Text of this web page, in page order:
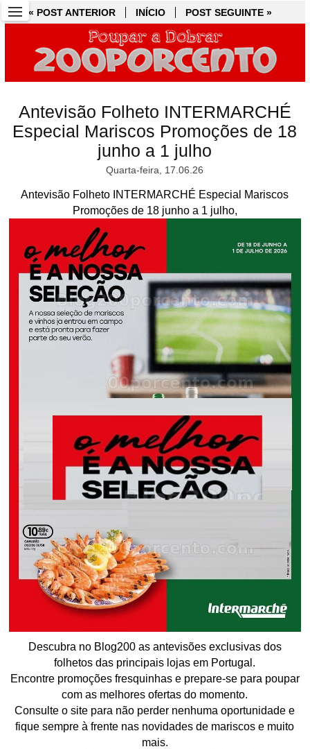
« POST ANTERIOR INÍCIO POST SEGUINTE »
Antevisão Folheto INTERMARCHÉ
Especial Mariscos Promoções de 18
junho a 1 julho
Quarta-feira, 17.06.26
Antevisão Folheto INTERMARCHÉ Especial Mariscos
Promoções de 18 junho a 1 julho,
Descubra no Blog200 as antevisões exclusivas dos
folhetos das principais lojas em Portugal.
Encontre promoções fresquinhas e prepare-se para poupar
com as melhores ofertas do momento.
Consulte o site para não perder nenhuma oportunidade e
fique sempre à frente nas novidades de mariscos e muito
mais.
« POST ANTERIOR INÍCIO POST SEGUINTE »